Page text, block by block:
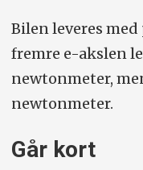
Bilen leveres
fremre e-akslen
newtonmeter,
newtonmeter.
Går kort